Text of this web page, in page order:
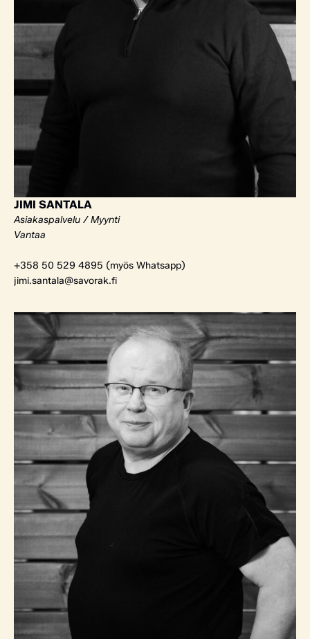
JIMI SANTALA
Asiakaspalvelu / Myynti
Vantaa
+358 50 529 4895 (myös Whatsapp)
jimi.santala@savorak.fi